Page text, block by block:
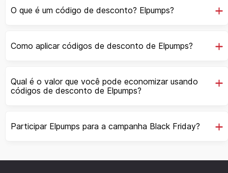
O que é um código de desconto? Elpumps?
Como aplicar códigos de desconto de Elpumps?
Qual é o valor que você pode economizar usando
códigos de desconto de Elpumps?
Participar Elpumps para a campanha Black Friday?